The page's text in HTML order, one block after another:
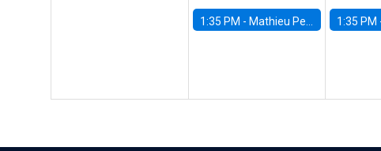
1:35 PM - Mathieu Pedemonte, IDB 1:35 PM